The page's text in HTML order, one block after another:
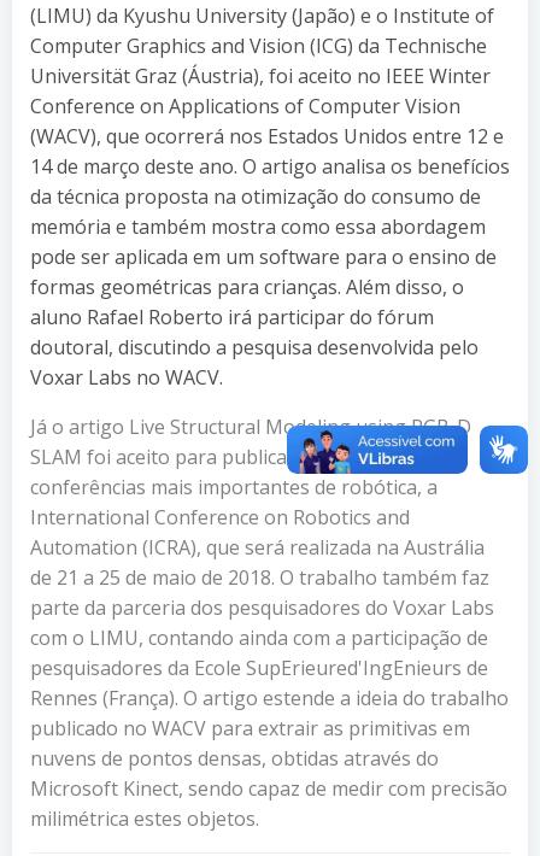
(LIMU) da Kyushu University (Japão) e o Institute of
Computer Graphics and Vision (ICG) da Technische
Universität Graz (Áustria), foi aceito no IEEE Winter
Conference on Applications of Computer Vision
(WACV), que ocorrerá nos Estados Unidos entre 12 e
14 de março deste ano. O artigo analisa os benefícios
da técnica proposta na otimização do consumo de
memória e também mostra como essa abordagem
pode ser aplicada em um software para o ensino de
formas geométricas para crianças. Além disso, o
aluno Rafael Roberto irá participar do fórum
doutoral, discutindo a pesquisa desenvolvida pelo
Voxar Labs no WACV.
Já o artigo Live Structural Modeling using RGB-D
SLAM foi aceito para publicação em uma das
conferências mais importantes de robótica, a
International Conference on Robotics and
Automation (ICRA), que será realizada na Austrália
de 21 a 25 de maio de 2018. O trabalho também faz
parte da parceria dos pesquisadores do Voxar Labs
com o LIMU, contando ainda com a participação de
pesquisadores da Ecole SupErieured'IngEnieurs de
Rennes (França). O artigo estende a ideia do trabalho
publicado no WACV para extrair as primitivas em
nuvens de pontos densas, obtidas através do
Microsoft Kinect, sendo capaz de medir com precisão
milimétrica estes objetos.